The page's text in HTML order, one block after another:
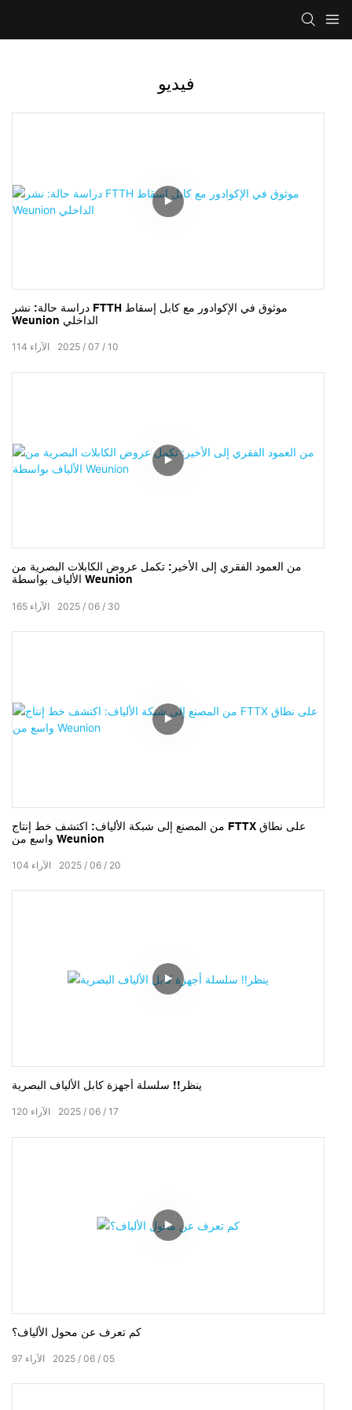
فيديو
دراسة حالة: نشر FTTH موثوق في الإكوادور مع كابل إسقاط
Weunion الداخلي
2025 07 10
114 الآراء
من العمود الفقري إلى الأخير: تكمل عروض الكابلات البصرية من
الألياف بواسطة Weunion
2025 06 30
165 الآراء
من المصنع إلى شبكة الألياف: اكتشف خط إنتاج FTTX على نطاق
واسع من Weunion
2025 06 20
104 الآراء
ينظر!! سلسلة أجهزة كابل الألياف البصرية
2025 06 17
120 الآراء
كم تعرف عن محول الألياف؟
2025 06 05
97 الآراء